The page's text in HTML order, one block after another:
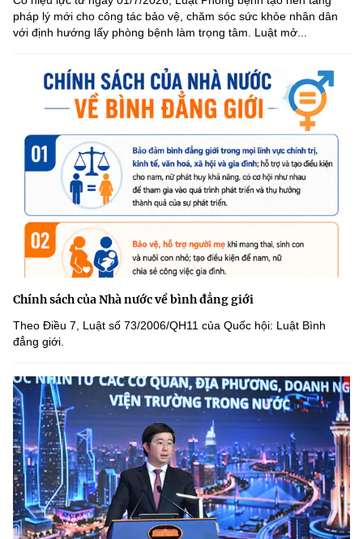
pháp lý mới cho công tác bảo vệ, chăm sóc sức khỏe nhân dân
với định hướng lấy phòng bệnh làm trọng tâm. Luật mở...
Chính sách của Nhà nước về bình đẳng giới
Theo Điều 7, Luật số 73/2006/QH11 của Quốc hội: Luật Bình
đẳng giới.